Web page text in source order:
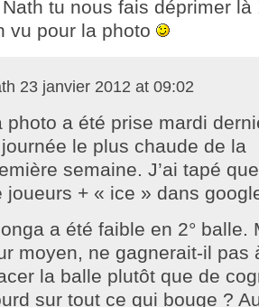
tu nous fais déprimer là
vu pour la photo
23 janvier 2012 at 09:02
photo a été prise mardi
le plus chaude de la
semaine. J’ai tapé
joueurs + « ice » dans
a été faible en 2° balle.
moyen, ne gagnerait-il pas
la balle plutôt que de
sur tout ce qui bouge ?